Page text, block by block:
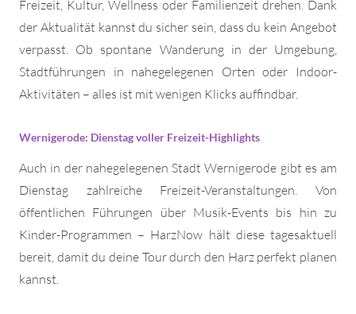
Freizeit, Kultur, Wellness oder Familienzeit drehen. Dank
der Aktualität kannst du sicher sein, dass du kein Angebot
verpasst. Ob spontane Wanderung in der Umgebung,
Stadtführungen in nahegelegenen Orten oder Indoor-
Aktivitäten – alles ist mit wenigen Klicks auffindbar.
Wernigerode: Dienstag voller Freizeit-Highlights
Auch in der nahegelegenen Stadt Wernigerode gibt es am
Dienstag zahlreiche Freizeit-Veranstaltungen. Von
öffentlichen Führungen über Musik-Events bis hin zu
Kinder-Programmen – HarzNow hält diese tagesaktuell
bereit, damit du deine Tour durch den Harz perfekt planen
kannst.